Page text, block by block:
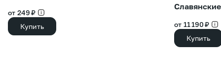
от 249 ₽
Купить
от 11 190 ₽
Купить